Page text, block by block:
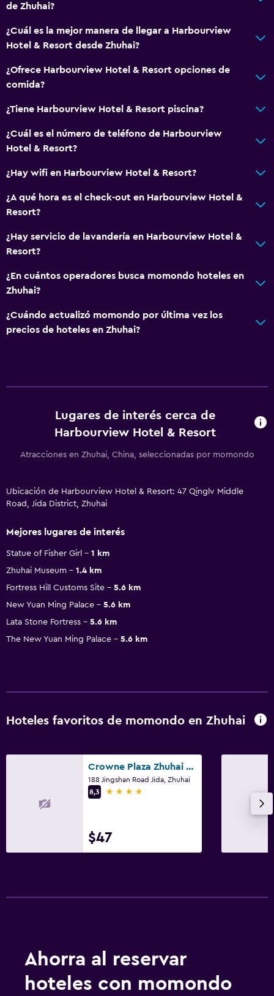
de Zhuhai?
¿Cuál es la mejor manera de llegar a Harbourview
Hotel & Resort desde Zhuhai?
¿Ofrece Harbourview Hotel & Resort opciones de
comida?
¿Tiene Harbourview Hotel & Resort piscina?
¿Cuál es el número de teléfono de Harbourview
Hotel & Resort?
¿Hay wifi en Harbourview Hotel & Resort?
¿A qué hora es el check-out en Harbourview Hotel &
Resort?
¿Hay servicio de lavandería en Harbourview Hotel &
Resort?
¿En cuántos operadores busca momondo hoteles en
Zhuhai?
¿Cuándo actualizó momondo por última vez los
precios de hoteles en Zhuhai?
Lugares de interés cerca de
Harbourview Hotel & Resort
Atracciones en Zhuhai, China, seleccionadas por momondo
Ubicación de Harbourview Hotel & Resort: 47 Qinglv Middle
Road, Jida District, Zhuhai
Mejores lugares de interés
Statue of Fisher Girl
1 km
Zhuhai Museum
1.4 km
Fortress Hill Customs Site
5.6 km
New Yuan Ming Palace
5.6 km
Lata Stone Fortress
5.6 km
The New Yuan Ming Palace
5.6 km
Hoteles favoritos de momondo en Zhuhai
Crowne Plaza Zhuhai City Center By IHG
188 Jingshan Road Jida, Zhuhai
8,3
4 estrellas
$47
Ahorra al reservar
hoteles con momondo